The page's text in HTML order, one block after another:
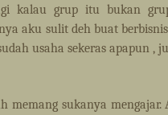
kalau grup itu bukan
aku sulit deh buat
usaha sekeras apapun ,
memang sukanya mengajar.